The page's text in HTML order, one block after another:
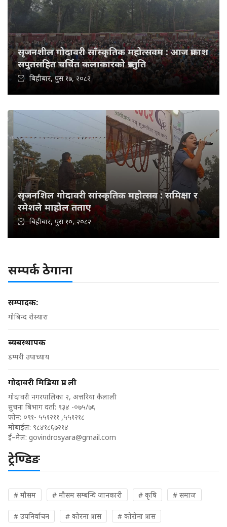
सृजनशील गोदावरी साँस्कृतिक महोत्सवम : आज प्रकाश
सपुतसहित चर्चित कलाकारको प्रस्तुति
बिहीबार, पुस १७, २०८२
सृजनशिल गोदावरी सांस्कृतिक महोत्सव : समिक्षा र
रमेशले माहोल तताए
बिहीबार, पुस १०, २०८२
सम्पर्क ठेगाना
सम्पादक:
गोबिन्द रोस्यारा
ब्यबस्थापक
डम्मरी उपाध्याय
गोदावरी मिडिया प्रा. ली
गोदावरी नगरपालिका २, अत्तरिया कैलाली
सुचना बिभाग दर्ता: ९३४ -०७५/७६
फोन: ०९१- ५५१२११ ,५५१२१८
मोबाईल: ९८४१८६७२१४
ई–मेल: govindrosyara@gmail.com
ट्रेण्डिङ
# मौसम # मौसम सम्बन्धि जानकारी # कृषि # समाज
# उपनिर्वाचन # कोरना त्रास # कोरोना त्रास